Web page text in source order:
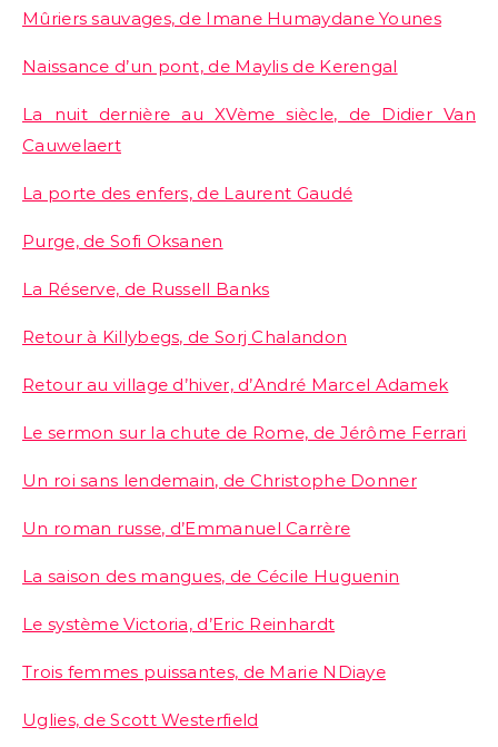
Mûriers sauvages, de Imane Humaydane Younes
Naissance d’un pont, de Maylis de Kerengal
La nuit dernière au XVème siècle, de Didier Van
Cauwelaert
La porte des enfers, de Laurent Gaudé
Purge, de Sofi Oksanen
La Réserve, de Russell Banks
Retour à Killybegs, de Sorj Chalandon
Retour au village d’hiver, d’André Marcel Adamek
Le sermon sur la chute de Rome, de Jérôme Ferrari
Un roi sans lendemain, de Christophe Donner
Un roman russe, d’Emmanuel Carrère
La saison des mangues, de Cécile Huguenin
Le système Victoria, d’Eric Reinhardt
Trois femmes puissantes, de Marie NDiaye
Uglies, de Scott Westerfield